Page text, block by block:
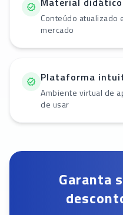
Conteúdo atualizado
mercado
Plataforma
Ambiente virtual de
de usar
Garanta